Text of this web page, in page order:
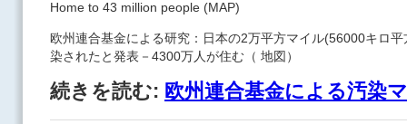
Home to 43 million people (MAP)
欧州連合基金による研究：日本の2万平方マイル(56000キロ
染されたと発表－4300万人が住む（ 地図）
続きを読む: 欧州連合基金による汚染